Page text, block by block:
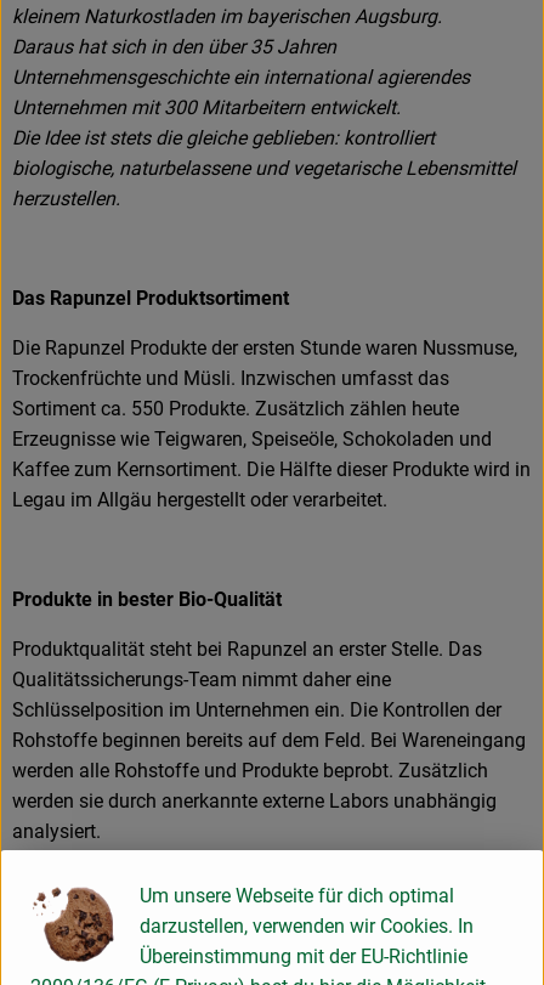
kleinem Naturkostladen im bayerischen Augsburg.
Daraus hat sich in den über 35 Jahren
Unternehmensgeschichte ein international agierendes
Unternehmen mit 300 Mitarbeitern entwickelt.
Die Idee ist stets die gleiche geblieben: kontrolliert
biologische, naturbelassene und vegetarische Lebensmittel
herzustellen.
Das Rapunzel Produktsortiment
Die Rapunzel Produkte der ersten Stunde waren Nussmuse,
Trockenfrüchte und Müsli. Inzwischen umfasst das
Sortiment ca. 550 Produkte. Zusätzlich zählen heute
Erzeugnisse wie Teigwaren, Speiseöle, Schokoladen und
Kaffee zum Kernsortiment. Die Hälfte dieser Produkte wird in
Legau im Allgäu hergestellt oder verarbeitet.
Produkte in bester Bio-Qualität
Produktqualität steht bei Rapunzel an erster Stelle. Das
Qualitätssicherungs-Team nimmt daher eine
Schlüsselposition im Unternehmen ein. Die Kontrollen der
Rohstoffe beginnen bereits auf dem Feld. Bei Wareneingang
werden alle Rohstoffe und Produkte beprobt. Zusätzlich
werden sie durch anerkannte externe Labors unabhängig
analysiert.
Wie schon zu Beginn liegen Rapunzel auch heute die
persönlichen Kontakte zu den Lieferanten und langfristige
Partnerschaften besonders am Herzen. Besuche vor Ort,
Beratung durch eigene Agrar-Ingenieure und der rege
Um unsere Webseite für dich optimal
darzustellen, verwenden wir Cookies. In
Übereinstimmung mit der EU-Richtlinie